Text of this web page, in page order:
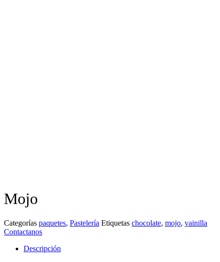
Mojo
Categorías paquetes, Pastelería Etiquetas chocolate, mojo, vainilla
Contactanos
Descripción